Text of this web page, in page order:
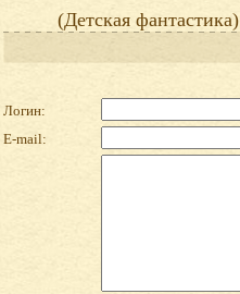
(Детская фантастика)
Логин:
E-mail: